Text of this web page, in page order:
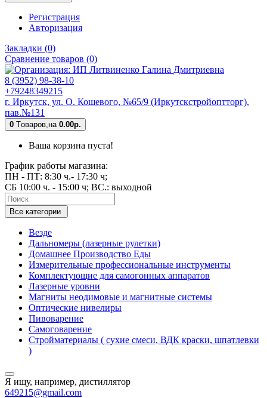
Регистрация
Авторизация
Закладки (0)
Сравнение товаров (0)
8 (3952) 98-38-10
+79248349215
г. Иркутск, ул. О. Кошевого, №65/9 (Иркутскстройоптторг),
пав.№131
0 Tоваров, на 0.00р.
Ваша корзина пуста!
График работы магазина:
ПН - ПТ: 8:30 ч.- 17:30 ч;
СБ 10:00 ч. - 15:00 ч; ВС.: выходной
Все категории
Везде
Дальномеры (лазерные рулетки)
Домашнее Производство Еды
Измерительные профессиональные инструменты
Комплектующие для самогонных аппаратов
Лазерные уровни
Магниты неодимовые и магнитные системы
Оптические нивелиры
Пивоварение
Самоговарение
Стройматериалы ( сухие смеси, ВДК краски, шпатлевки
)
Я ищу, например, дистиллятор
649215@gmail.com